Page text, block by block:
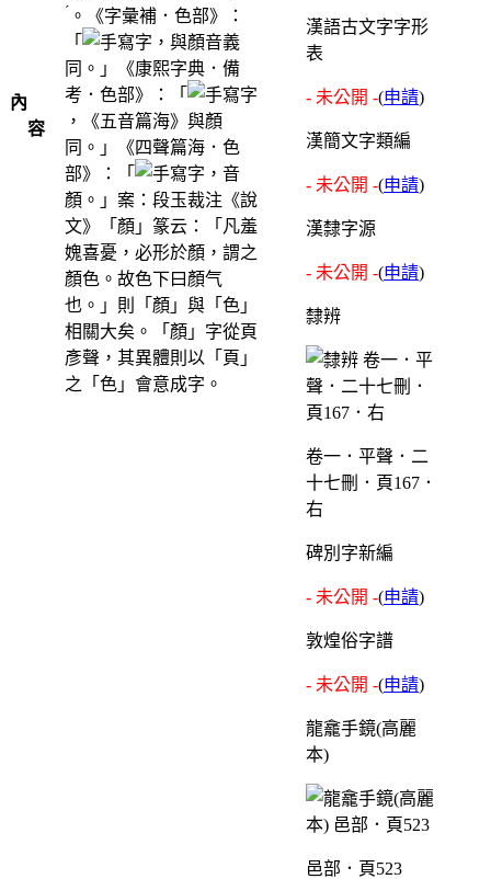
內
容
ˊ 。《字彙補．色部》：
「
，與顏音義
同。」《康熙字典．備
考．色部》：「
，《五音篇海》與顏
同。」《四聲篇海．色
部》：「
，音
顏。」案：段玉裁注《說
文》「顏」篆云：「凡羞
媿喜憂，必形於顏，謂之
顏色。故色下曰顏气
也。」則「顏」與「色」
相關大矣。「顏」字從頁
彥聲，其異體則以「頁」
之「色」會意成字。
漢語古文字字形
表
- 未公開 -(申請)
漢簡文字類編
- 未公開 -(申請)
漢隸字源
- 未公開 -(申請)
隸辨
卷一．平聲．二
十七刪．頁167．
右
碑別字新編
- 未公開 -(申請)
敦煌俗字譜
- 未公開 -(申請)
龍龕手鏡(高麗
本)
邑部．頁523